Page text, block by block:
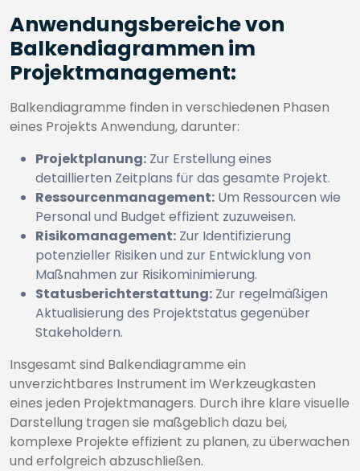
Anwendungsbereiche von
Balkendiagrammen im
Projektmanagement:
Balkendiagramme finden in verschiedenen Phasen
eines Projekts Anwendung, darunter:
Projektplanung: Zur Erstellung eines
detaillierten Zeitplans für das gesamte Projekt.
Ressourcenmanagement: Um Ressourcen wie
Personal und Budget effizient zuzuweisen.
Risikomanagement: Zur Identifizierung
potenzieller Risiken und zur Entwicklung von
Maßnahmen zur Risikominimierung.
Statusberichterstattung: Zur regelmäßigen
Aktualisierung des Projektstatus gegenüber
Stakeholdern.
Insgesamt sind Balkendiagramme ein
unverzichtbares Instrument im Werkzeugkasten
eines jeden Projektmanagers. Durch ihre klare visuelle
Darstellung tragen sie maßgeblich dazu bei,
komplexe Projekte effizient zu planen, zu überwachen
und erfolgreich abzuschließen.